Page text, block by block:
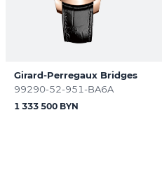
Girard-Perregaux Bridges
99290-52-951-BA6A
1 333 500 BYN